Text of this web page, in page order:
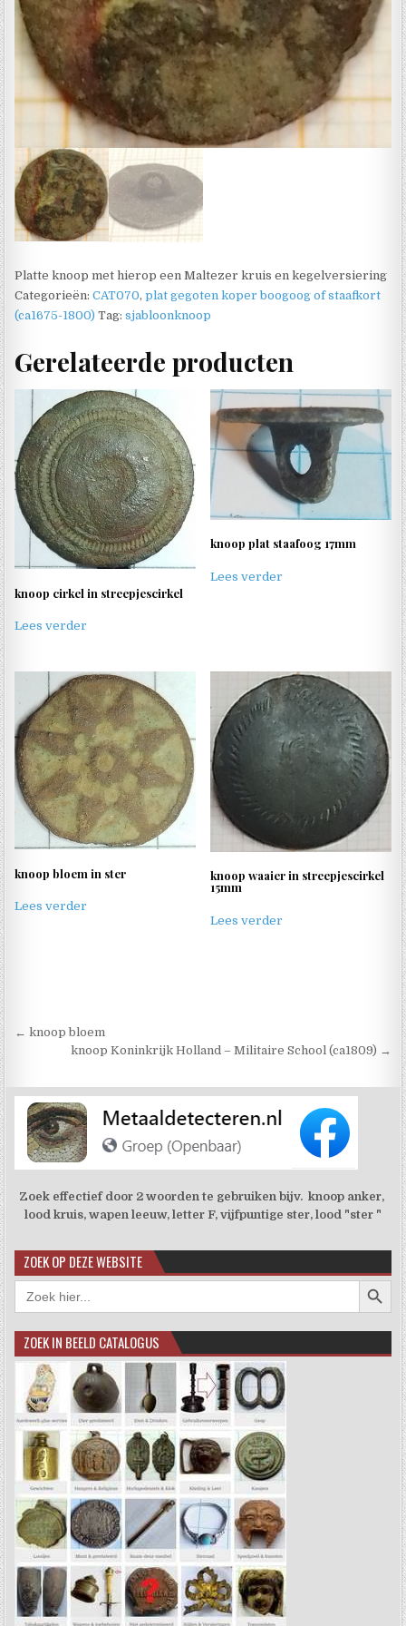
Platte knoop met hierop een Maltezer kruis en kegelversiering
Categorieën:CAT070,plat gegoten koper boogoog of staafkort
(ca1675-1800) Tag:sjabloonknoop
Gerelateerde producten
knoop cirkel in streepjescirkel
Lees verder
knoop plat staafoog 17mm
Lees verder
knoop bloem in ster
Lees verder
knoop waaier in streepjescirkel
15mm
Lees verder
Berichtnavigatie
← knoop bloem
knoop Koninkrijk Holland – Militaire School (ca1809) →
Zoek effectief door 2 woorden te gebruiken bijv. knoop anker,
lood kruis, wapen leeuw, letter F, vijfpuntige ster, lood "ster "
ZOEK OP DEZE WEBSITE
Zoek
naar:
ZOEK IN BEELD CATALOGUS